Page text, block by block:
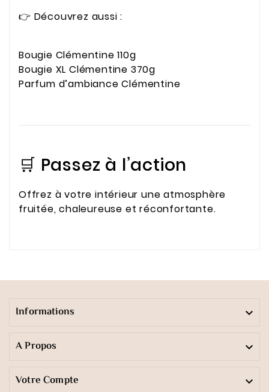
👉 Découvrez aussi :
Bougie Clémentine 110g
Bougie XL Clémentine 370g
Parfum d’ambiance Clémentine
🛒 Passez à l’action
Offrez à votre intérieur une atmosphère
fruitée, chaleureuse et réconfortante.
Informations 
A Propos 
Votre Compte 